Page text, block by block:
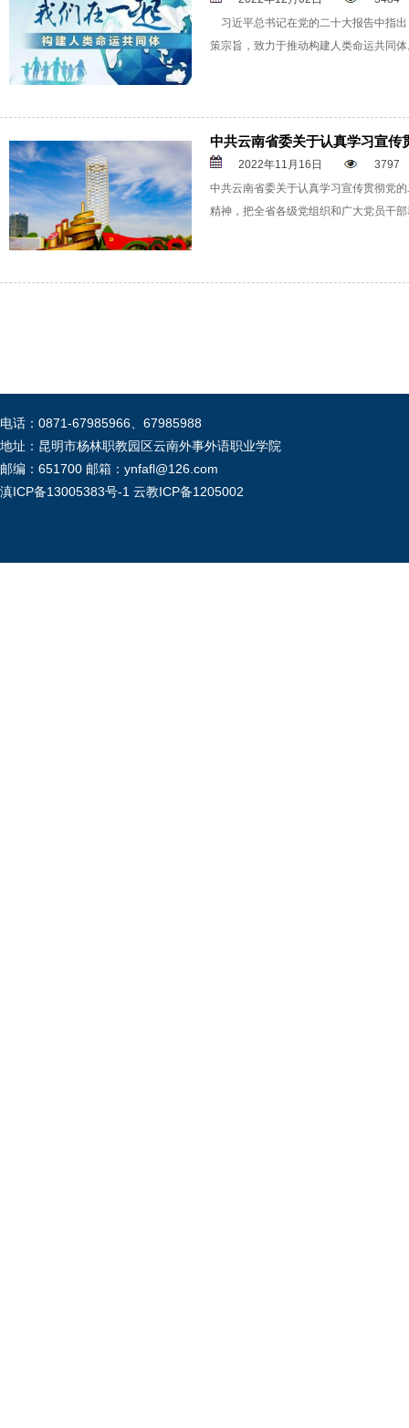
习近平总书记在党的二十大报告中指
策宗旨，致力于推动构建人类命运共同
中共云南省委关于认真学习宣传
2022年11月16日
3797
中共云南省委关于认真学习宣传贯彻党
精神，把全省各级党组织和广大党员干
电话：0871-67985966、67985988
地址：昆明市杨林职教园区云南外事外语职业学院
邮编：651700 邮箱：ynfafl@126.com
滇ICP备13005383号-1 云教ICP备1205002